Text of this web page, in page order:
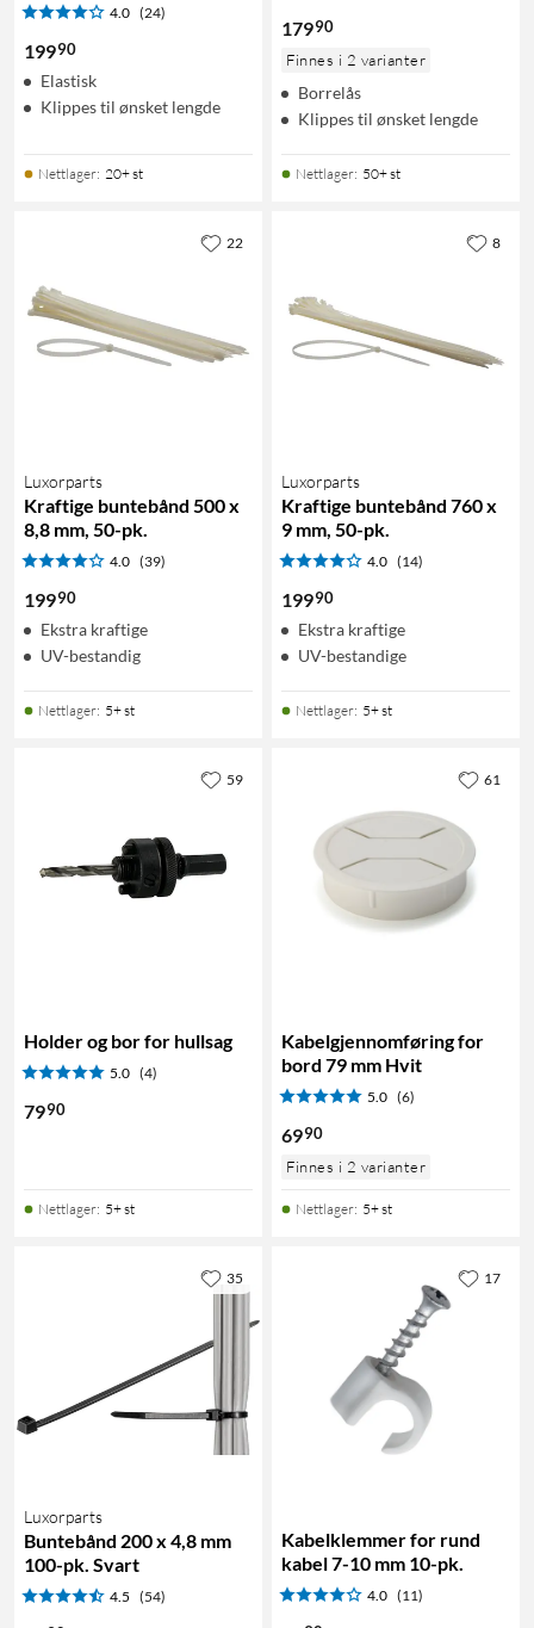
4.0 (24)
19990
Elastisk
Klippes til ønsket lengde
Nettlager: 20+ st
17990
Finnes i 2 varianter
Borrelås
Klippes til ønsket lengde
Nettlager: 50+ st
Luxorparts
Kraftige buntebånd 500 x
8,8 mm, 50-pk.
4.0 (39)
19990
Ekstra kraftige
UV-bestandig
Nettlager: 5+ st
22
Luxorparts
Kraftige buntebånd 760 x
9 mm, 50-pk.
4.0 (14)
19990
Ekstra kraftige
UV-bestandige
Nettlager: 5+ st
8
Holder og bor for hullsag
5.0 (4)
7990
Nettlager: 5+ st
59
Kabelgjennomføring for
bord 79 mm Hvit
5.0 (6)
6990
Finnes i 2 varianter
Nettlager: 5+ st
61
Luxorparts
Buntebånd 200 x 4,8 mm
100-pk. Svart
4.5 (54)
35
Kabelklemmer for rund
kabel 7-10 mm 10-pk.
4.0 (11)
17